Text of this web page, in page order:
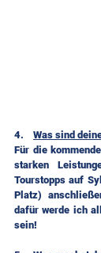
4. Was sind
Für die
starken
Tourstopps auf
Platz)
dafür werde ich
sein!